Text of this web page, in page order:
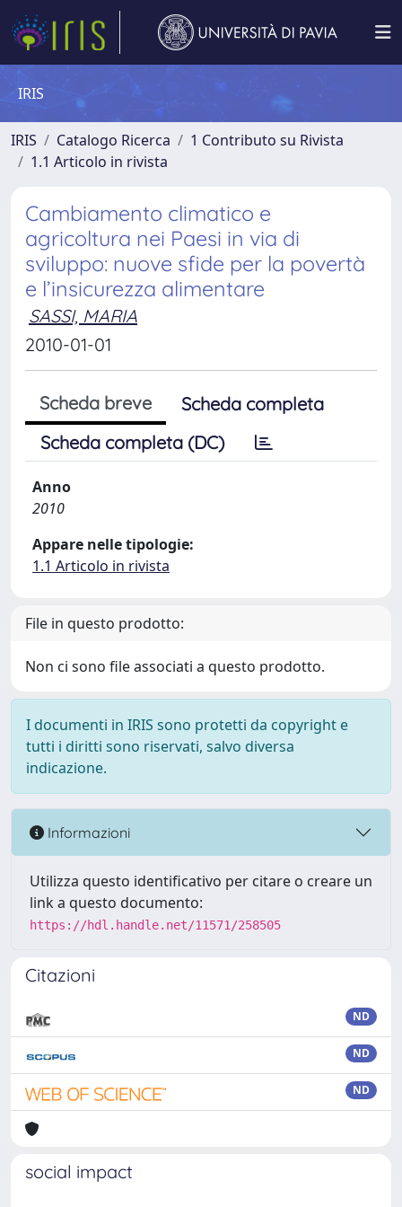
IRIS
IRIS Catalogo Ricerca
1 Contributo su Rivista
1.1 Articolo in rivista
Cambiamento climatico e
agricoltura nei Paesi in via di
sviluppo: nuove sfide per la povertà
e l’insicurezza alimentare
SASSI, MARIA
2010-01-01
Scheda breve
Scheda completa
Scheda completa (DC)
Anno
2010
Appare nelle tipologie:
1.1 Articolo in rivista
File in questo prodotto:
Non ci sono file associati a questo prodotto.
I documenti in IRIS sono protetti da copyright e
tutti i diritti sono riservati, salvo diversa
indicazione.
Informazioni
Utilizza questo identificativo per citare o creare un
link a questo documento:
https://hdl.handle.net/11571/258505
Citazioni
ND
ND
ND
social impact